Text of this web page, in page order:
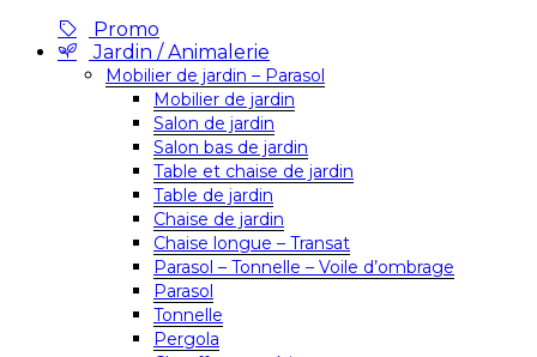
Promo
Jardin / Animalerie
Mobilier de jardin – Parasol
Mobilier de jardin
Salon de jardin
Salon bas de jardin
Table et chaise de jardin
Table de jardin
Chaise de jardin
Chaise longue – Transat
Parasol – Tonnelle – Voile d’ombrage
Parasol
Tonnelle
Pergola